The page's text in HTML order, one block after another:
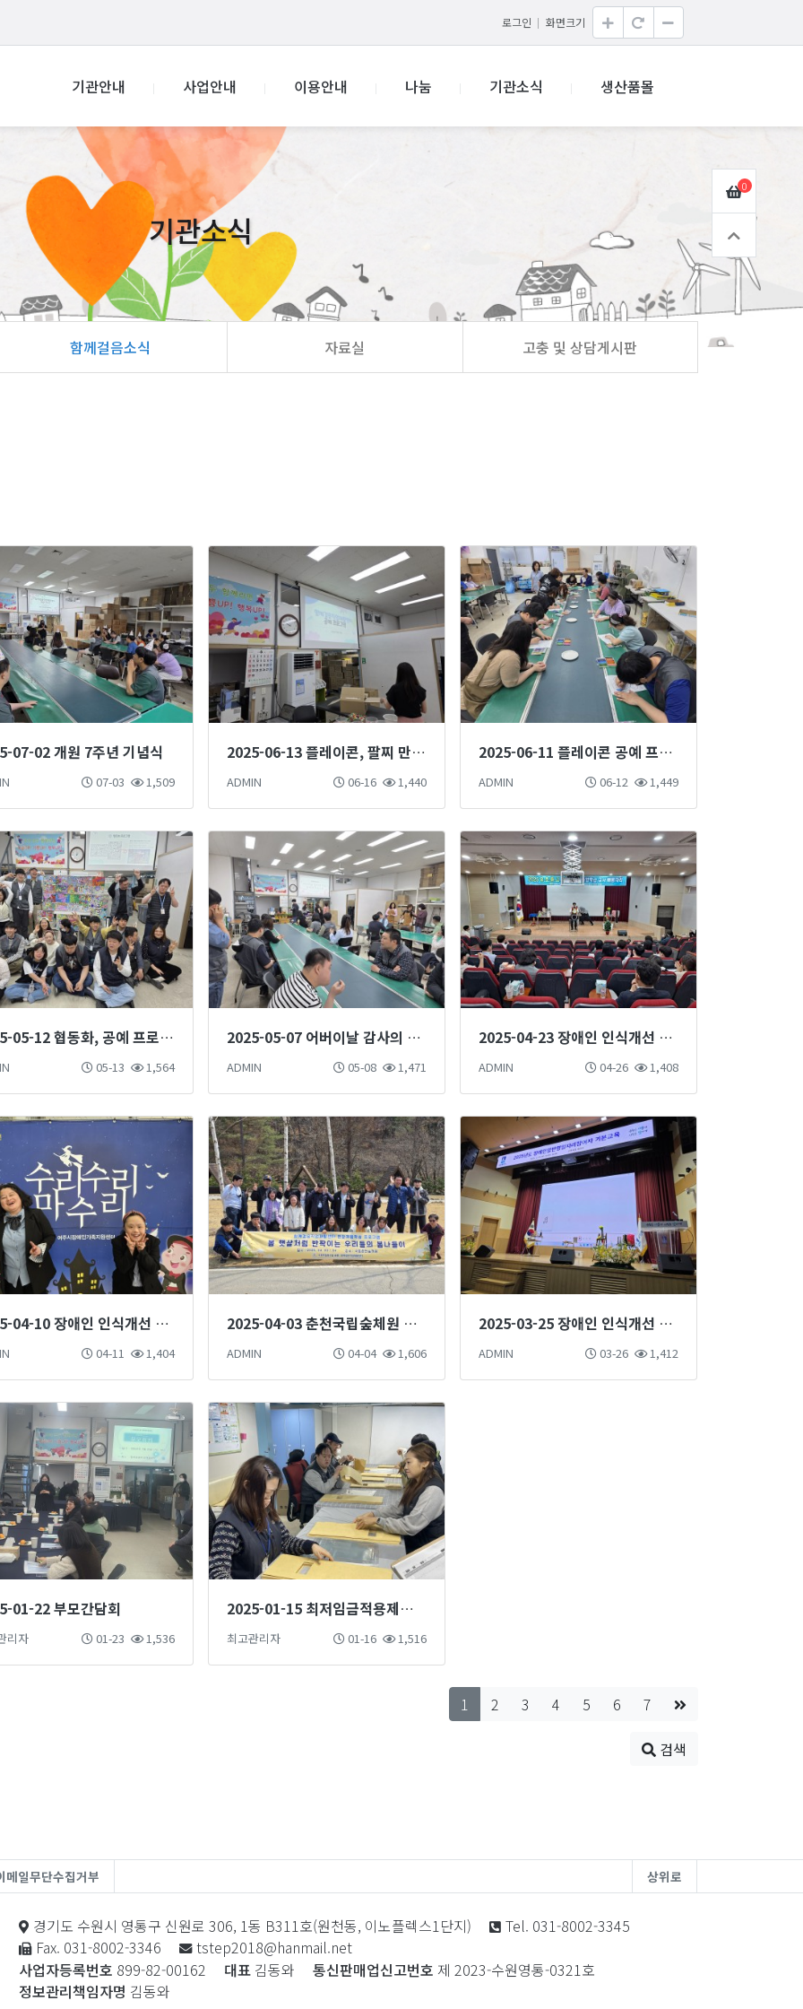
로그인 화면크기
기관안내 사업안내 이용안내 나눔 기관소식 생산품몰
기관소식
함께걸음소식 자료실 고충 및 상담게시판
07-02 개원 7주년 기념식
07-03 1,509
2025-06-13 플레이콘, 팔찌 만들기 공예 프로그램
ADMIN 06-16 1,440
2025-06-11 플레이콘 공예 프로그램
ADMIN 06-12 1,449
2025-05-12 협동화, 공예 프로그램
05-13 1,564
2025-05-07 어버이날 감사의 마음 전하기 프로그램
ADMIN 05-08 1,471
2025-04-23 장애인 인식개선 마술단 마술공연 진행
ADMIN 04-26 1,408
2025-04-10 장애인 인식개선 마술단 마술공연 진행
04-11 1,404
2025-04-03 춘천국립숲체원 현장학습
ADMIN 04-04 1,606
2025-03-25 장애인 인식개선 마술단 마술공연 진행
ADMIN 03-26 1,412
01-22 부모간담회
리자 01-23 1,536
2025-01-15 최저임금적용제외 평가
최고관리자 01-16 1,516
1 2 3 4 5 6 7
검색
0
메일무단수집거부 상위로
경기도 수원시 영통구 신원로 306, 1동 B311호(원천동, 이노플렉스1단지)
Tel. 031-8002-3345
Fax. 031-8002-3346
tstep2018@hanmail.net
사업자등록번호 899-82-00162 대표 김동와 통신판매업신고번호 제 2023-수원영통-0321호
정보관리책임자명 김동와